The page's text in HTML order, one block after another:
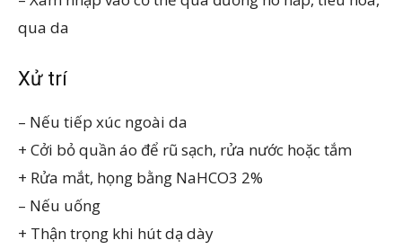
qua da
Xử trí
– Nếu tiếp xúc ngoài da
+ Cởi bỏ quần áo để rũ sạch, rửa nước hoặc tắm
+ Rửa mắt, họng bằng NaHCO3 2%
– Nếu uống
+ Thận trọng khi hút dạ dày